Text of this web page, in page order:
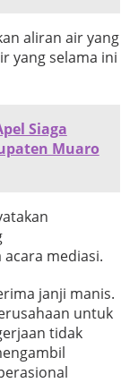
aliran air yang
yang selama ini
Siaga
Muaro
mediasi.
janji manis.
untuk
tidak